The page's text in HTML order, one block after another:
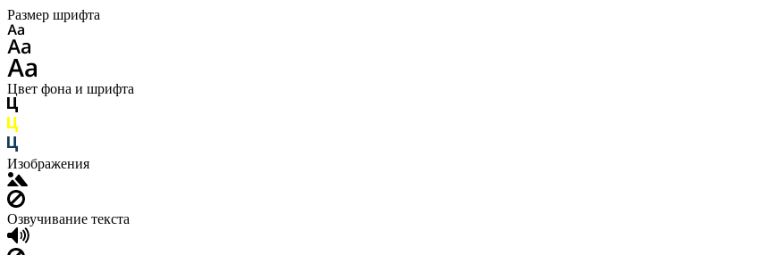
Размер шрифта
Цвет фона и шрифта
Изображения
Озвучивание текста